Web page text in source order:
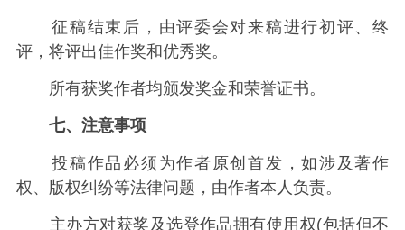
征稿结束后，由评委会对来稿进行初评、终
评，将评出佳作奖和优秀奖。
所有获奖作者均颁发奖金和荣誉证书。
七、注意事项
投稿作品必须为作者原创首发，如涉及著作
权、版权纠纷等法律问题，由作者本人负责。
主办方对获奖及选登作品拥有使用权(包括但不